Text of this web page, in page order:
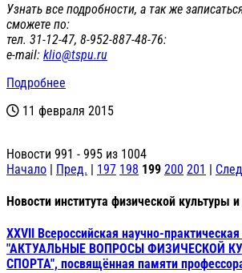
Узнать все подробности, а так же
сможете по:
тел. 31-12-47, 8-952-887-48-76:
е-mail: klio@tspu.ru
Подробнее
11 февраля 2015
Новости 991 - 995 из 1004
Начало | Пред. | 197 198 199 200 201 |
Новости института физической культуры и
XXVII Всероссийская научно-
"АКТУАЛЬНЫЕ ВОПРОСЫ ФИЗИЧЕСКОЙ
СПОРТА", посвящённая памяти